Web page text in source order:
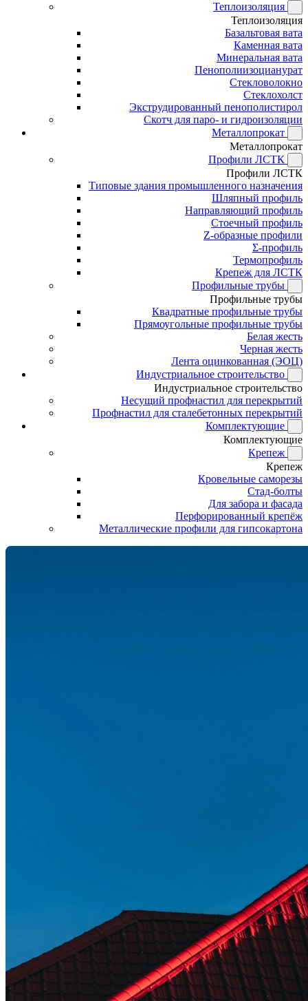
Теплоизоляция
Теплоизоляция
Базальтовая вата
Каменная вата
Минеральная вата
Пенополиизоцианурат
Стекловолокно
Стеклохолст
Экструдированный пенополистирол
Скотч для паро- и гидроизоляции
Металлопрокат
Металлопрокат
Профили ЛСТК
Профили ЛСТК
Типовые здания промышленного назначения
Шляпный профиль
Направляющий профиль
Стоечный профиль
Z-образные профили
Σ-профиль
Термопрофиль
Крепеж для ЛСТК
Профильные трубы
Профильные трубы
Квадратные профильные трубы
Прямоугольные профильные трубы
Белая жесть
Черная жесть
Лента оцинкованная (ЭОЦ)
Индустриальное строительство
Индустриальное строительство
Несущий профнастил для перекрытий
Профнастил для сталебетонных перекрытий
Комплектующие
Комплектующие
Крепеж
Крепеж
Кровельные саморезы
Стад-болты
Для забора и фасада
Перфорированный крепёж
Металлические профили для гипсокартона